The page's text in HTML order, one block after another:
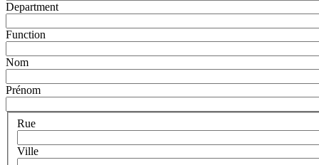
Department
Function
Nom
Prénom
Rue
Ville